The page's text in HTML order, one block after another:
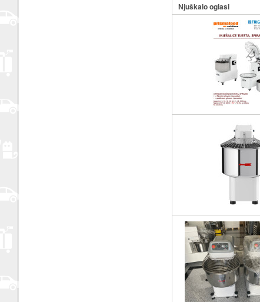
Njuškalo oglasi